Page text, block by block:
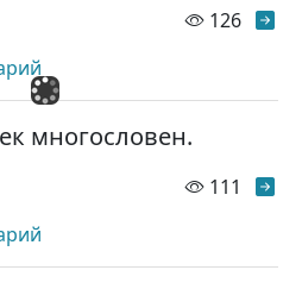
126
многословен.
111